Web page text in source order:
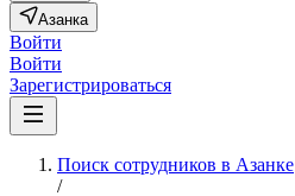
Азанка
Войти
Войти
Зарегистрироваться
Поиск сотрудников в Азанке
/